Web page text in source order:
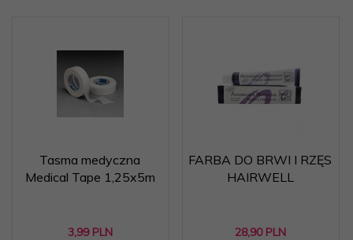
Tasma medyczna
Medical Tape 1,25x5m
3,99 PLN
FARBA DO BRWI I RZĘS
HAIRWELL
28,90 PLN